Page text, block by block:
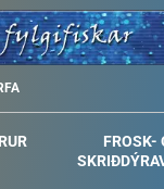
FROSK-